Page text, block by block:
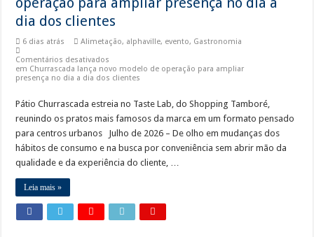
dia dos clientes
6 dias atrás Alimetação, alphaville, evento, Gastronomia
Comentários desativados
em Churrascada lança novo modelo de operação para ampliar
presença no dia a dia dos clientes
Pátio Churrascada estreia no Taste Lab, do Shopping Tamboré,
reunindo os pratos mais famosos da marca em um formato pensado
para centros urbanos Julho de 2026 – De olho em mudanças dos
hábitos de consumo e na busca por conveniência sem abrir mão da
qualidade e da experiência do cliente, …
Leia mais »